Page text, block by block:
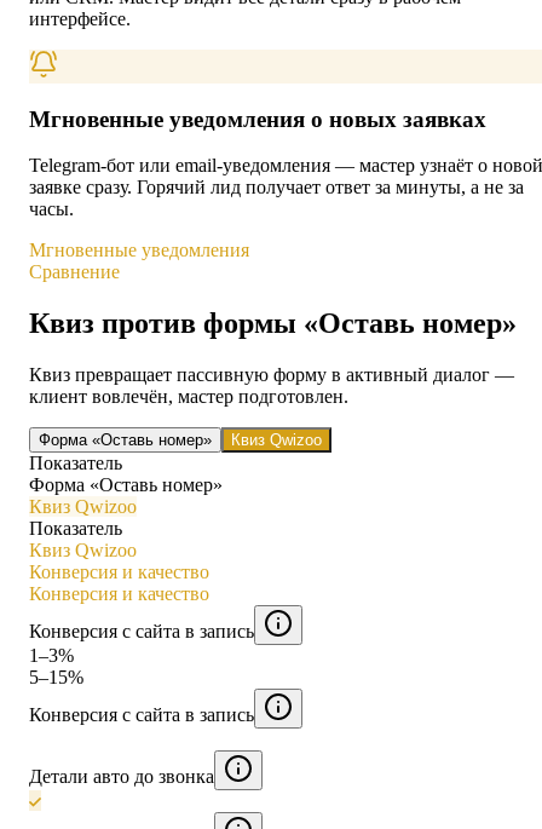
интерфейсе.
Мгновенные уведомления о новых заявках
Telegram-бот или email-уведомления — мастер узнаёт о новой
заявке сразу. Горячий лид получает ответ за минуты, а не за
часы.
Мгновенные уведомления
Сравнение
Квиз против формы «Оставь номер»
Квиз превращает пассивную форму в активный диалог —
клиент вовлечён, мастер подготовлен.
Форма «Оставь номер» Квиз Qwizoo
Показатель
Форма «Оставь номер»
Квиз Qwizoo
Показатель
Квиз Qwizoo
Конверсия и качество
Конверсия и качество
Конверсия с сайта в запись
1–3%
5–15%
Конверсия с сайта в запись
Детали авто до звонка